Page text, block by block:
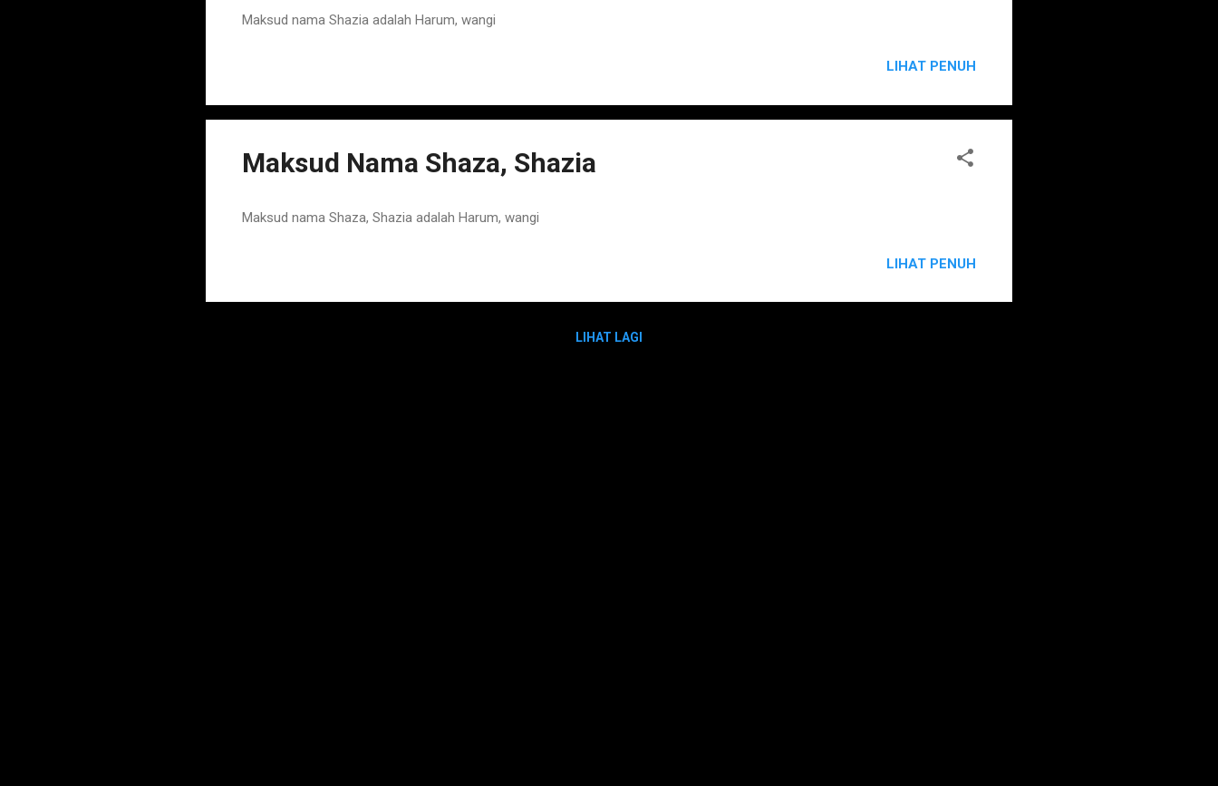
Maksud nama Shazia adalah Harum, wangi
LIHAT PENUH
Maksud Nama Shaza, Shazia
Maksud nama Shaza, Shazia adalah Harum, wangi
LIHAT PENUH
LIHAT LAGI